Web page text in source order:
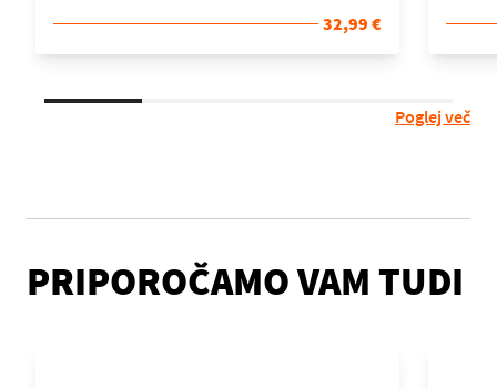
32,99 €
Poglej več
PRIPOROČAMO VAM TUDI